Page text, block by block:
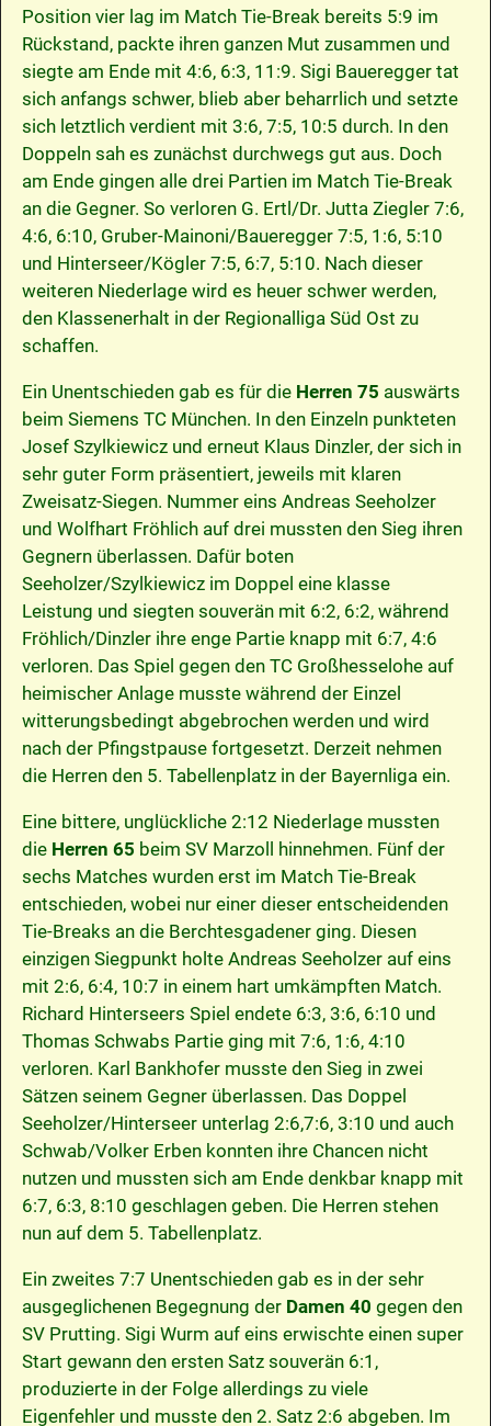
Position vier lag im Match Tie-Break bereits 5:9 im
Rückstand, packte ihren ganzen Mut zusammen und
siegte am Ende mit 4:6, 6:3, 11:9. Sigi Baueregger tat
sich anfangs schwer, blieb aber beharrlich und setzte
sich letztlich verdient mit 3:6, 7:5, 10:5 durch. In den
Doppeln sah es zunächst durchwegs gut aus. Doch
am Ende gingen alle drei Partien im Match Tie-Break
an die Gegner. So verloren G. Ertl/Dr. Jutta Ziegler 7:6,
4:6, 6:10, Gruber-Mainoni/Baueregger 7:5, 1:6, 5:10
und Hinterseer/Kögler 7:5, 6:7, 5:10. Nach dieser
weiteren Niederlage wird es heuer schwer werden,
den Klassenerhalt in der Regionalliga Süd Ost zu
schaffen.
Ein Unentschieden gab es für die Herren 75 auswärts
beim Siemens TC München. In den Einzeln punkteten
Josef Szylkiewicz und erneut Klaus Dinzler, der sich in
sehr guter Form präsentiert, jeweils mit klaren
Zweisatz-Siegen. Nummer eins Andreas Seeholzer
und Wolfhart Fröhlich auf drei mussten den Sieg ihren
Gegnern überlassen. Dafür boten
Seeholzer/Szylkiewicz im Doppel eine klasse
Leistung und siegten souverän mit 6:2, 6:2, während
Fröhlich/Dinzler ihre enge Partie knapp mit 6:7, 4:6
verloren. Das Spiel gegen den TC Großhesselohe auf
heimischer Anlage musste während der Einzel
witterungsbedingt abgebrochen werden und wird
nach der Pfingstpause fortgesetzt. Derzeit nehmen
die Herren den 5. Tabellenplatz in der Bayernliga ein.
Eine bittere, unglückliche 2:12 Niederlage mussten
die Herren 65 beim SV Marzoll hinnehmen. Fünf der
sechs Matches wurden erst im Match Tie-Break
entschieden, wobei nur einer dieser entscheidenden
Tie-Breaks an die Berchtesgadener ging. Diesen
einzigen Siegpunkt holte Andreas Seeholzer auf eins
mit 2:6, 6:4, 10:7 in einem hart umkämpften Match.
Richard Hinterseers Spiel endete 6:3, 3:6, 6:10 und
Thomas Schwabs Partie ging mit 7:6, 1:6, 4:10
verloren. Karl Bankhofer musste den Sieg in zwei
Sätzen seinem Gegner überlassen. Das Doppel
Seeholzer/Hinterseer unterlag 2:6,7:6, 3:10 und auch
Schwab/Volker Erben konnten ihre Chancen nicht
nutzen und mussten sich am Ende denkbar knapp mit
6:7, 6:3, 8:10 geschlagen geben. Die Herren stehen
nun auf dem 5. Tabellenplatz.
Ein zweites 7:7 Unentschieden gab es in der sehr
ausgeglichenen Begegnung der Damen 40 gegen den
SV Prutting. Sigi Wurm auf eins erwischte einen super
Start gewann den ersten Satz souverän 6:1,
produzierte in der Folge allerdings zu viele
Eigenfehler und musste den 2. Satz 2:6 abgeben. Im